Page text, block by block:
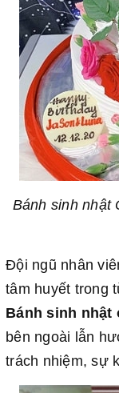
Bánh sinh nhật
Đội ngũ nhân
tâm huyết trong
Bánh sinh nhật
bên ngoài lẫn
trách nhiệm, sự